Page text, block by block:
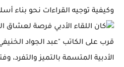
وكيفية توجيه القراءات نحو بناء
كان اللقاء الأدبي فرصة لعشاق
قرب على الكاتب "عبد الجواد
الأدبية المتسمة بالتميز والتفرد،